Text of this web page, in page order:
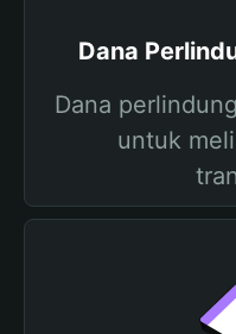
Dana
Dana
untuk